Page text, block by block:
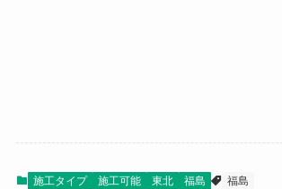
施工タイプ 施工可能 東北 福島 福島